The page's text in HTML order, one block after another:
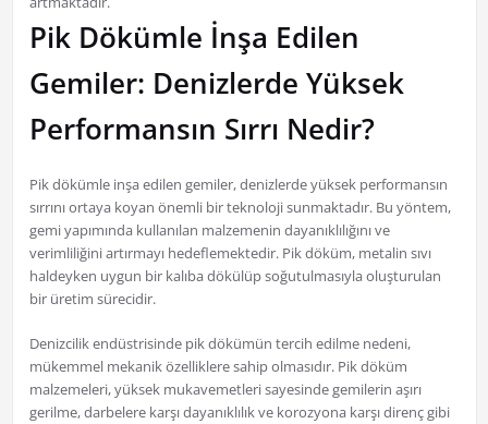
Pik Dökümle İnşa Edilen
Gemiler: Denizlerde Yüksek
Performansın Sırrı Nedir?
Pik dökümle inşa edilen gemiler, denizlerde yüksek performansın
sırrını ortaya koyan önemli bir teknoloji sunmaktadır. Bu yöntem,
gemi yapımında kullanılan malzemenin dayanıklılığını ve
verimliliğini artırmayı hedeflemektedir. Pik döküm, metalin sıvı
haldeyken uygun bir kalıba dökülüp soğutulmasıyla oluşturulan
bir üretim sürecidir.
Denizcilik endüstrisinde pik dökümün tercih edilme nedeni,
mükemmel mekanik özelliklere sahip olmasıdır. Pik döküm
malzemeleri, yüksek mukavemetleri sayesinde gemilerin aşırı
gerilme, darbelere karşı dayanıklılık ve korozyona karşı direnç gibi